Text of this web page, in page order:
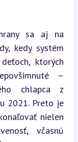
sa aj na
kedy systém
ktorých
–
chlapca z
2021. Preto je
nielen
včasnú